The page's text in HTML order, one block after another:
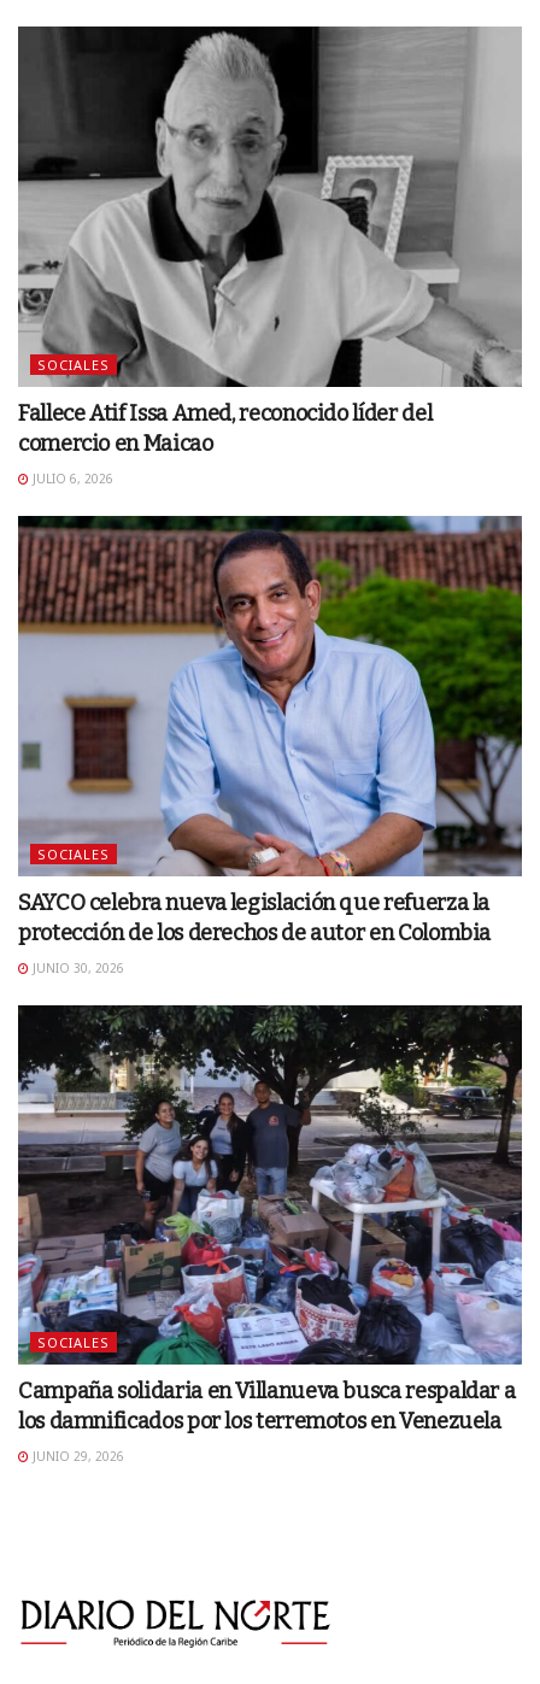
SOCIALES
Fallece Atif Issa Amed, reconocido líder del
comercio en Maicao
JULIO 6, 2026
SOCIALES
SAYCO celebra nueva legislación que refuerza la
protección de los derechos de autor en Colombia
JUNIO 30, 2026
SOCIALES
Campaña solidaria en Villanueva busca respaldar a
los damnificados por los terremotos en Venezuela
JUNIO 29, 2026